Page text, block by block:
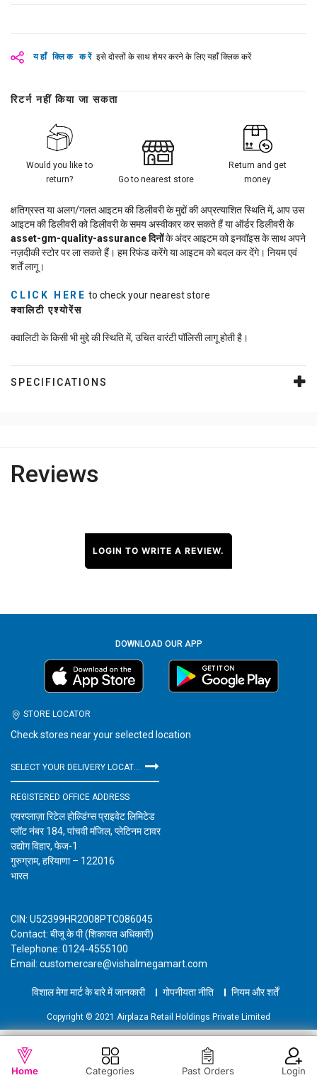
WISHLIST OUT OF STOCK
यहाँ क्लिक करें इसे दोस्तों के साथ शेयर करने के लिए यहाँ क्लिक करें
रिटर्न नहीं किया जा सकता
Would you like to
return?
Go to nearest store
Return and get
money
क्षतिग्रस्त या अलग/गलत आइटम की डिलीवरी के मुद्दों की अप्रत्याशित स्थिति में, आप उस
आइटम की डिलीवरी को डिलीवरी के समय अस्वीकार कर सकते हैं या ऑर्डर डिलीवरी के
asset-gm-quality-assuranceदिनोंके अंदर आइटम को इनवॉइस के साथ अपने
नज़दीकी स्टोर पर ला सकते हैं। हम रिफंड करेंगे या आइटम को बदल कर देंगे। नियम एवं
शर्तें लागू।
CLICK HERE to check your nearest store
क्वालिटी एश्योरेंस
क्वालिटी के किसी भी मुद्दे की स्थिति में, उचित वारंटी पॉलिसी लागू होती है।
SPECIFICATIONS
Reviews
LOGIN TO WRITE A REVIEW.
DOWNLOAD OUR APP
STORE LOCATOR
Check stores near your selected location
REGISTERED OFFICE ADDRESS
एयरप्लाज़ा रिटेल होल्डिंग्स प्राइवेट लिमिटेड
प्लॉट नंबर 184, पांचवी मंजिल, प्लेटिनम टावर
उद्योग विहार, फेज-1
गुरुग्राम, हरियाणा – 122016
भारत
CIN: U52399HR2008PTC086045
Contact: बीजू के पी (शिकायत अधिकारी)
Telephone: 0124-4555100
Email: customercare@vishalmegamart.com
विशाल मेगा मार्ट के बारे में जानकारी गोपनीयता नीति नियम और शर्तें
Copyright © 2021 Airplaza Retail Holdings Private Limited
Home Categories Past Orders Login